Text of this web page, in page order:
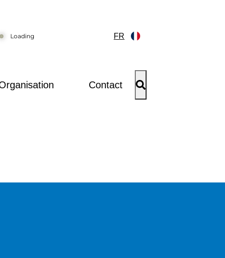
Loading FR
Contact